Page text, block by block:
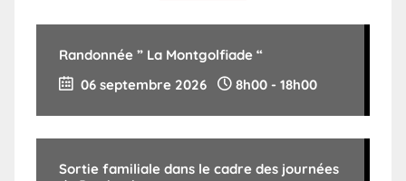
Randonnée ” La Montgolfiade “
06 septembre 2026
8h00 - 18h00
Sortie familiale dans le cadre des journées